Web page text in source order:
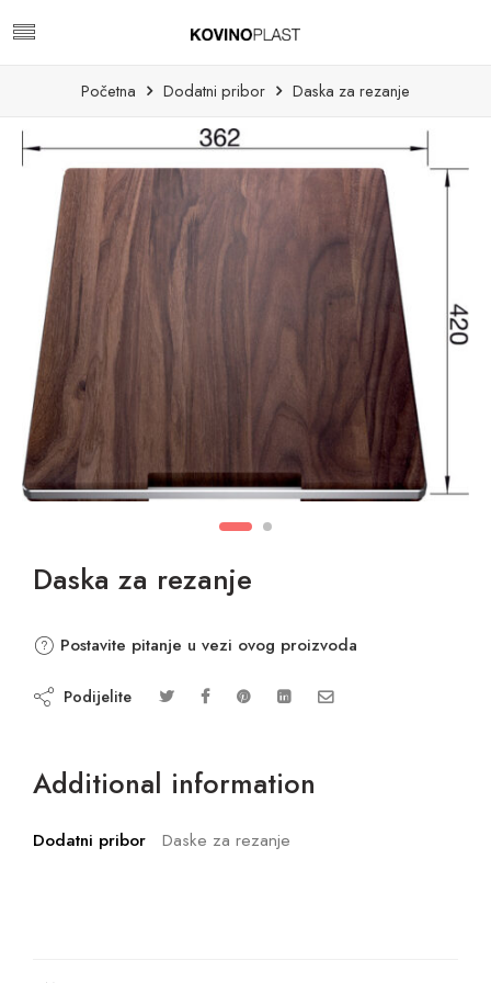
Početna Dodatni pribor Daska za rezanje
Daska za rezanje
Postavite pitanje u vezi ovog proizvoda
Podijelite
Additional information
Dodatni pribor Daske za rezanje